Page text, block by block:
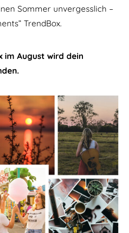
Sommer unvergesslich –
TrendBox.
im August wird dein